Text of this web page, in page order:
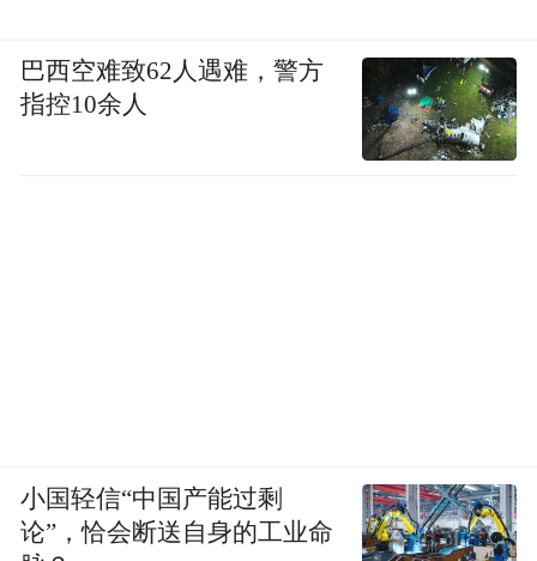
巴西空难致62人遇难，警方
指控10余人
小国轻信“中国产能过剩
论”，恰会断送自身的工业命